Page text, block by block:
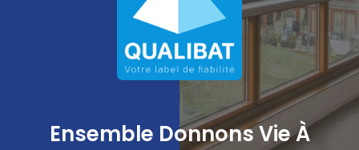
Ensemble Donnons Vie À